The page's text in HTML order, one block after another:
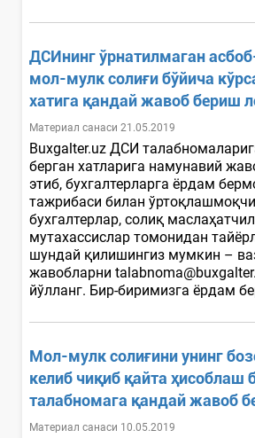
ДСИнинг ўрнатилмаган
мол-мулк солиғи бўйича
хатига қандай жавоб бериш
Материал санаси 21.05.2019
Buxgalter.uz ДСИ
берган хатларига намунавий
этиб, бухгалтерларга ёрдам
тажрибаси билан
бухгалтерлар, солиқ
мутахассислар томонидан
шундай қилишингиз мумкин –
жавобларни
йўлланг. Бир-биримизга ёрдам
Мол-мулк солиғини унинг
келиб чиқиб қайта ҳисоблаш
талабномага қандай жавоб
Материал санаси 10.05.2019